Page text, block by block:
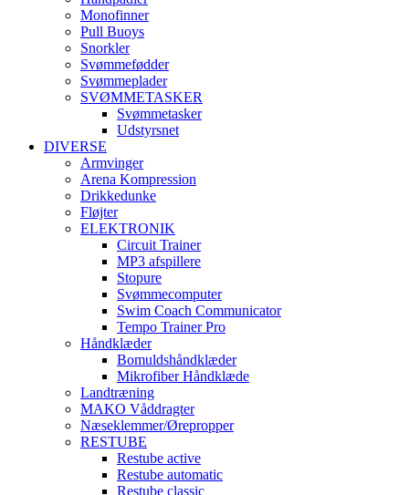
Monofinner
Pull Buoys
Snorkler
Svømmefødder
Svømmeplader
SVØMMETASKER
Svømmetasker
Udstyrsnet
DIVERSE
Armvinger
Arena Kompression
Drikkedunke
Fløjter
ELEKTRONIK
Circuit Trainer
MP3 afspillere
Stopure
Svømmecomputer
Swim Coach Communicator
Tempo Trainer Pro
Håndklæder
Bomuldshåndklæder
Mikrofiber Håndklæde
Landtræning
MAKO Våddragter
Næseklemmer/Ørepropper
RESTUBE
Restube active
Restube automatic
Restube classic